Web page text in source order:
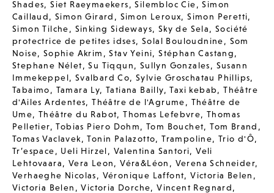
Shades,Siet Raeymaekers,Silembloc Cie,Simon
Caillaud,Simon Girard , Simon Leroux,Simon Peretti,
Simon Tilche, Sinking Sideways, Sky de Sela,Société
protectrice de petites idses,Solal Bouloudnine, Som
Noise, Sophie Akrim ,Stav Yeini,Stéphan Castang,
Stephane Nélet,Su Tiqqun, Sullyn Gonzales, Susann
Immekeppel, Svalbard Co,Sylvie Groschatau Phillips,
Tabaimo, Tamara Ly,Tatiana Bailly,Taxi kebab,Théâtre
d'Ailes Ardentes,Théâtre de l'Agrume, Théâtre de
Ume,Théâtre du Rabot,Thomas Lefebvre,Thomas
Pelletier,Tobias Piero Dohm,Tom Bouchet,Tom Brand ,
Tomas Vaclavek,Tonin Palazotto,Trampoline,Trio d'Ô,
Tr’espace, Ueli Hirzel, Valentina Santori,Veli
Lehtovaara, Vera Leon,Véra&Léon , Verena Schneider,
Verhaeghe Nicolas, Véronique Laffont,Victoria Belen ,
Victoria Belen ,Victoria Dorche,Vincent Regnard,